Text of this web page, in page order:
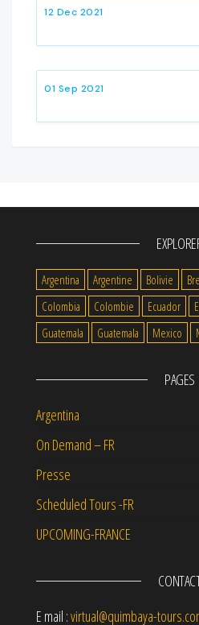
01 Sep 2021
12 Dec 2021
Argentina Argentine Bolivie
Colombia
Colombie Ecuador
Guatemala
Guatemala Mexico
PAGES
Argentina
On Demand – FR
Presse
Scheduled Tours -FR
UPCOMING-FRANCE
E mail :virtual@quimbaya-